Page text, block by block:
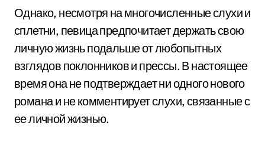
Однако, несмотря на многочисленные слухи и
сплетни, певица предпочитает держать свою
личную жизнь подальше от любопытных
взглядов поклонников и прессы. В настоящее
время она не подтверждает ни одного нового
романа и не комментирует слухи, связанные с
ее личной жизнью.